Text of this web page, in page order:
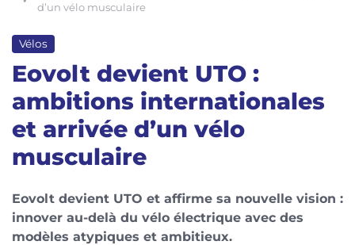
d’un vélo musculaire
Vélos
Eovolt devient UTO :
ambitions internationales
et arrivée d’un vélo
musculaire
Eovolt devient UTO et affirme sa nouvelle vision :
innover au-delà du vélo électrique avec des
modèles atypiques et ambitieux.